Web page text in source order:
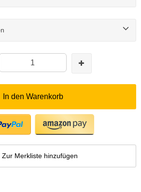
In den Warenkorb
Zur Merkliste hinzufügen